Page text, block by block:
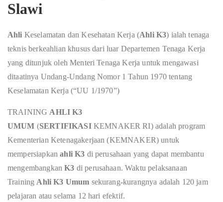
Slawi
Ahli Keselamatan dan Kesehatan Kerja (Ahli K3) ialah tenaga
teknis berkeahlian khusus dari luar Departemen Tenaga Kerja
yang ditunjuk oleh Menteri Tenaga Kerja untuk mengawasi
ditaatinya Undang-Undang Nomor 1 Tahun 1970 tentang
Keselamatan Kerja (“UU 1/1970”)
TRAINING AHLI K3
UMUM (SERTIFIKASIKEMNAKER RI) adalah program
Kementerian Ketenagakerjaan (KEMNAKER) untuk
mempersiapkanahli K3 di perusahaan yang dapat membantu
mengembangkanK3 di perusahaan. Waktu pelaksanaan
Training Ahli K3 Umum sekurang-kurangnya adalah 120 jam
pelajaran atau selama 12 hari efektif.